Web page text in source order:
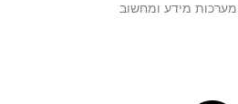
מערכות מידע ומחשוב